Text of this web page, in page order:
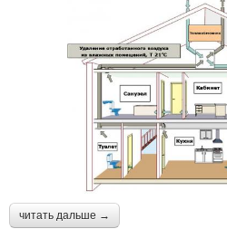
читать дальше →